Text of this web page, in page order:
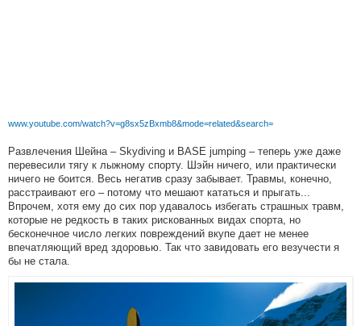
www.youtube.com/watch?v=g8sx5zBxmb8&mode=related&search=
Развлечения Шейна – Skydiving и BASE jumping – теперь уже даже
перевесили тягу к лыжному спорту. Шэйн ничего, или практически
ничего не боится. Весь негатив сразу забывает. Травмы, конечно,
расстраивают его – потому что мешают кататься и прыгать...
Впрочем, хотя ему до сих пор удавалось избегать страшных травм,
которые не редкость в таких рискованных видах спорта, но
бесконечное число легких повреждений вкупе дает не менее
впечатляющий вред здоровью. Так что завидовать его везучести я
бы не стала.